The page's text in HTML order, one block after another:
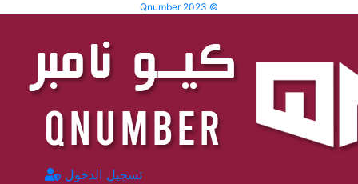
Qnumber 2023 ©
تسجيل الدخول